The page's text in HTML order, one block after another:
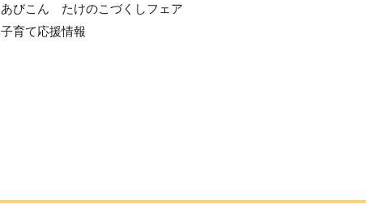
あびこん たけのこづくしフェア
子育て応援情報